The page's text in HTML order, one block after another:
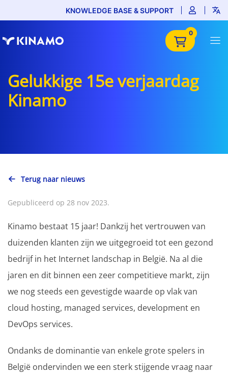
KNOWLEDGE BASE & SUPPORT
0
Gelukkige 15e verjaardag
Kinamo
Terug naar nieuws
Gepubliceerd op 28 nov 2023.
Kinamo bestaat 15 jaar! Dankzij het vertrouwen van
duizenden klanten zijn we uitgegroeid tot een gezond
bedrijf in het Internet landschap in België. Na al die
jaren en dit binnen een zeer competitieve markt, zijn
we nog steeds een gevestigde waarde op vlak van
cloud hosting, managed services, development en
DevOps services.
Ondanks de dominantie van enkele grote spelers in
België ondervinden we een sterk stijgende vraag naar